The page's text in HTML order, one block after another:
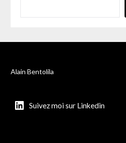
Alain Bentolila
Suivez moi sur Linkedin